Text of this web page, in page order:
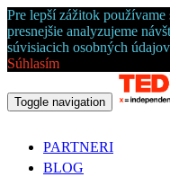
Pre lepší zážitok
presnejšie analyzujeme
súvisiacich osobných
Súhlasím
Toggle navigation
PARTNERI
BLOG